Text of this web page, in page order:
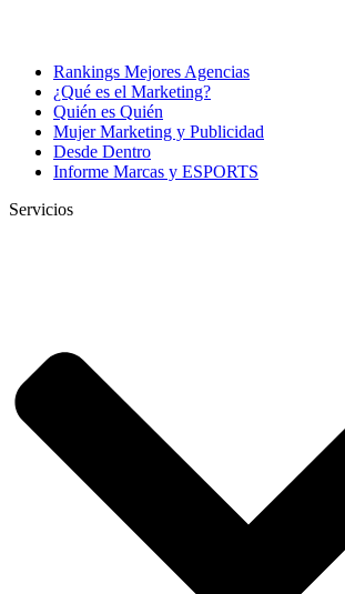
Rankings Mejores Agencias
¿Qué es el Marketing?
Quién es Quién
Mujer Marketing y Publicidad
Desde Dentro
Informe Marcas y ESPORTS
Servicios